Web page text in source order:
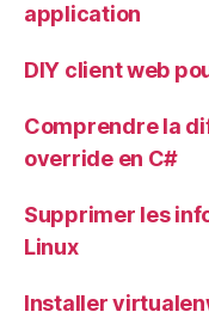
application
DIY client web
Comprendre la
override en C#
Supprimer les
Linux
Installer